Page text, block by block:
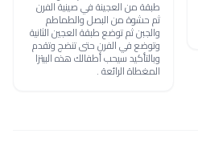
طبقة من العجينة في صينية الفرن
ثم حشوة من البصل والطماطم
والجبن ثم توضع طبقة العجين الثانية
وتوضع في الفرن حتى تنضج وتقدم
وبالتأكيد سيحب أطفالك هذه البيتزا
المغطاة الرائعة .